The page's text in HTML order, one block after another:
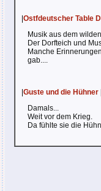
Ostfdeutscher Table
Musik aus dem
Der Dorfteich und
Manche
gab....
Guste und die Hühner
Damals...
Weit vor dem Krieg.
Da fühlte sie die